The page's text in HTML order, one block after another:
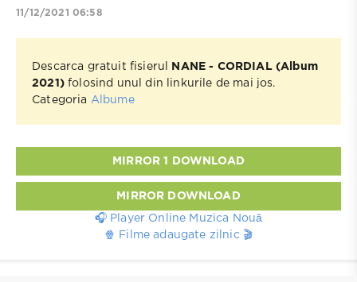
11/12/2021 06:58
Descarca gratuit fisierul
NANE - CORDIAL (Album
2021)folosind unul din linkurile de mai jos.
Categoria Albume
MIRROR 1 DOWNLOAD
MIRROR DOWNLOAD
🎧 Player Online Muzica Nouă
🍿 Filme adaugate zilnic 🎬